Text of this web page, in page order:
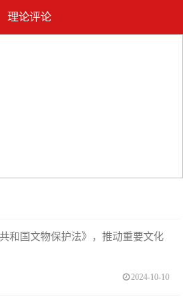
理论评论
和国文物保护法》，推动重要文化
2024-10-10